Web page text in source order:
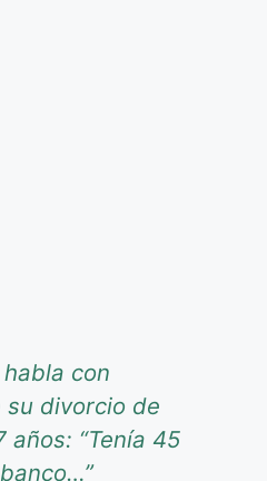
con
divorcio de
años: “Tenía 45